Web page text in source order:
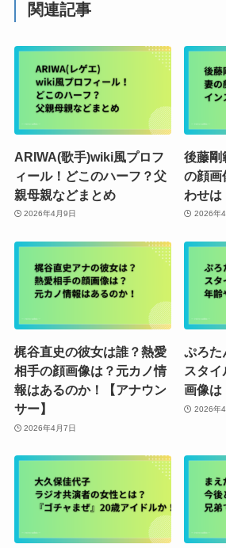
関連記事
ARIWA(歌手)wiki風プロフ
ィール！どこのハーフ？父
親母親などまとめ
2026年4月9日
後藤剛
の顔画
わせは
2026年
梶谷直史の彼女は誰？熱愛
相手の顔画像は？元カノ情
報はあるのか！【アナウン
サー】
2026年4月7日
ぷろた
スタ
画像は
2026年